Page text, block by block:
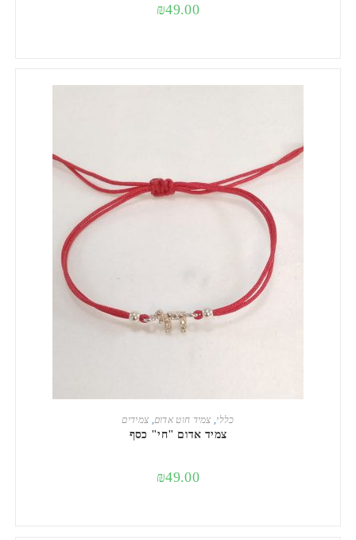
₪49.00
הוספה לסלכללי,צמיד חוט אדום,צמידים
צמיד אדום "חי" כסף
₪49.00